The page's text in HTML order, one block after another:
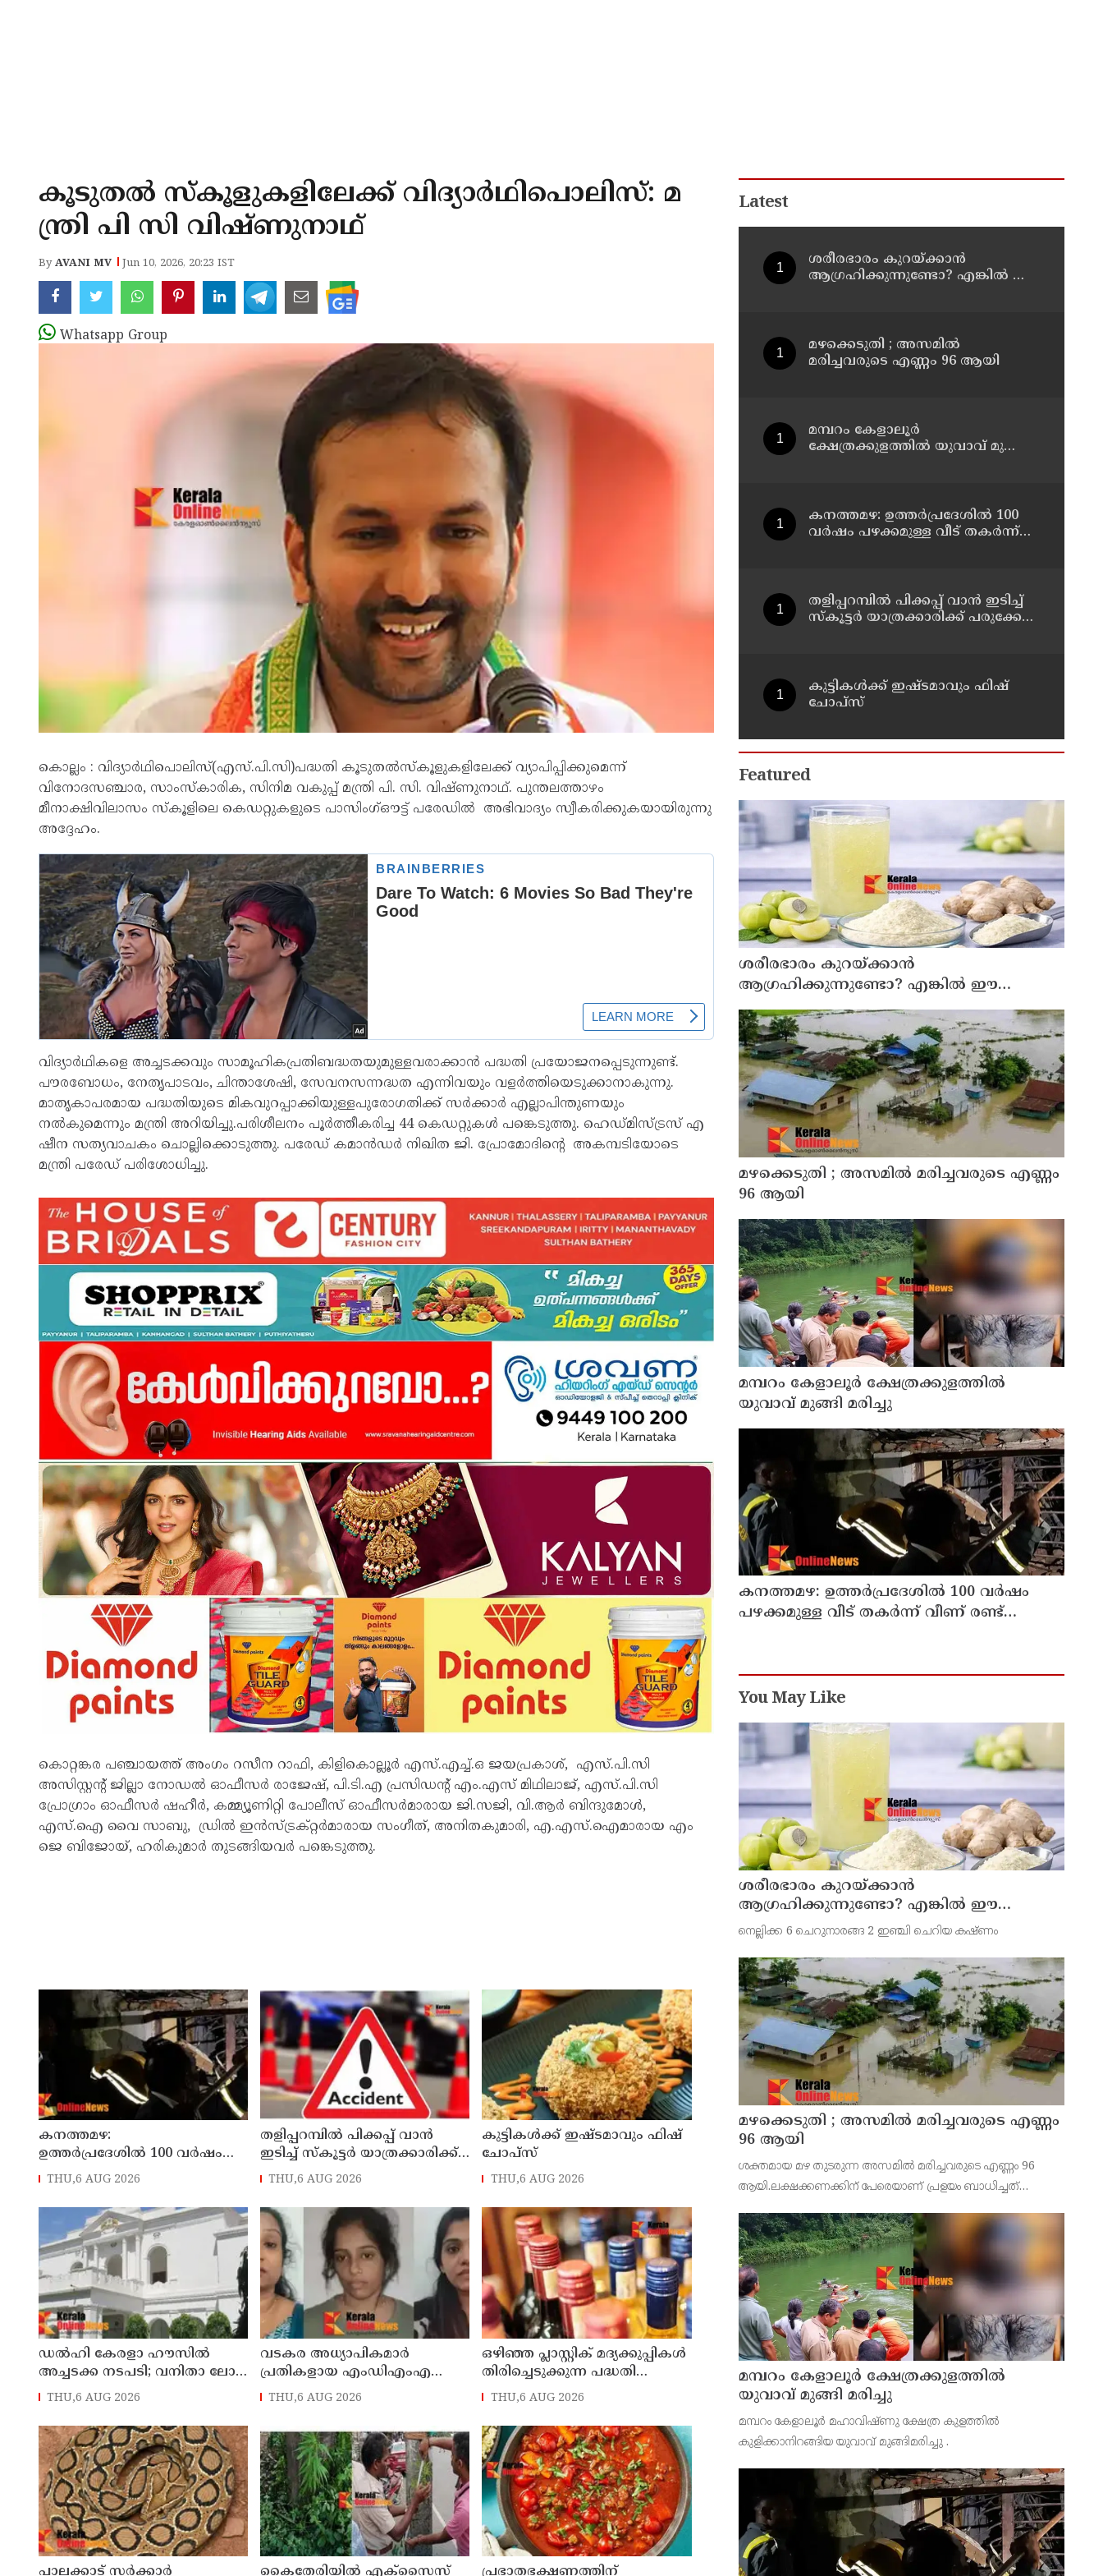
കൂടുതൽ സ്‌കൂളുകളിലേക്ക് വിദ്യാർഥിപൊലിസ്: മ
ന്ത്രി പി സി വിഷ്ണുനാഥ് ​​​​​​​
ByAVANI MV Jun 10, 2026, 20:23 IST
Whatsapp Group
കൊല്ലം : വിദ്യാർഥിപൊലിസ്(എസ്.പി.സി)പദ്ധതി കൂടുതൽസ്‌കൂളുകളിലേക്ക് വ്യാപിപ്പിക്കുമെന്ന്
വിനോദസഞ്ചാര, സാംസ്‌കാരിക, സിനിമ വകുപ്പ് മന്ത്രി പി. സി. വിഷ്ണുനാഥ്. പുന്തലത്താഴം
മീനാക്ഷിവിലാസം സ്‌കൂളിലെ കെഡറ്റുകളുടെ പാസിംഗ്ഔട്ട് പരേഡിൽ അഭിവാദ്യം സ്വീകരിക്കുകയായിരുന്നു
അദ്ദേഹം.
വിദ്യാർഥികളെ അച്ചടക്കവും സാമൂഹികപ്രതിബദ്ധതയുമുള്ളവരാക്കാൻ പദ്ധതി പ്രയോജനപ്പെടുന്നുണ്ട്.
പൗരബോധം, നേതൃപാടവം, ചിന്താശേഷി, സേവനസന്നദ്ധത എന്നിവയും വളർത്തിയെടുക്കാനാകുന്നു.
മാതൃകാപരമായ പദ്ധതിയുടെ മികവുറപ്പാക്കിയുള്ളപുരോഗതിക്ക് സർക്കാർ എല്ലാപിന്തുണയും
നൽകുമെന്നും മന്ത്രി അറിയിച്ചു.പരിശീലനം പൂർത്തീകരിച്ച 44 കെഡറ്റുകൾ പങ്കെടുത്തു. ഹെഡ്മിസ്ട്രസ് എ
ഷീന സത്യവാചകം ചൊല്ലിക്കൊടുത്തു. പരേഡ് കമാൻഡർ നിഖിത ജി. പ്രോമോദിന്റെ അകമ്പടിയോടെ
മന്ത്രി പരേഡ് പരിശോധിച്ചു.
കൊറ്റങ്കര പഞ്ചായത്ത് അംഗം റസീന റാഫി, കിളികൊല്ലൂർ എസ്.എച്ച്.ഒ ജയപ്രകാശ്, എസ്.പി.സി
അസിസ്റ്റന്റ് ജില്ലാ നോഡൽ ഓഫീസർ രാജേഷ്, പി.ടി.എ പ്രസിഡന്റ് എം.എസ് മിഥിലാജ്, എസ്.പി.സി
പ്രോഗ്രാം ഓഫീസർ ഷഹീർ, കമ്മ്യൂണിറ്റി പോലീസ് ഓഫീസർമാരായ ജി.സജി, വി.ആർ ബിന്ദുമോൾ,
എസ്.ഐ വൈ സാബു, ഡ്രിൽ ഇൻസ്ട്രക്റ്റർമാരായ സംഗീത്, അനിതകുമാരി, എ.എസ്.ഐമാരായ എം
ജെ ബിജോയ്, ഹരികുമാർ തുടങ്ങിയവർ പങ്കെടുത്തു.
കനത്തമഴ:
ഉത്തര്‍പ്രദേശില്‍ 100 വര്‍ഷം
പഴക്കമുള്ള വീട് തകര്‍ന്ന്
പേര്‍ക്ക് ദാരുണാന്ത്യം
THU,6 AUG 2026
തളിപ്പറമ്പിൽ പിക്കപ്പ് വാൻ
ഇടിച്ച് സ്‌കൂട്ടർ യാത്രക്കാരിക്ക്
പരുക്കേറ്റു: ഡ്രൈവർക്കെതിരെ
THU,6 AUG 2026
കുട്ടികൾക്ക് ഇഷ്ടമാവും ഫിഷ്
ചോപ്സ്
THU,6 AUG 2026
ഡൽഹി കേരളാ ഹൗസില്‍
അച്ചടക്ക നടപടി; വനിതാ ലോ
ഓഫീസറെ തിരുവനന്തപുരത്തേക്ക്‌
സ്ഥലം മാറ്റി
THU,6 AUG 2026
വടകര അധ്യാപികമാർ
പ്രതികളായ എംഡിഎംഎ
കേസ്, കീർത്തനയുടെ കസ്റ്റഡി
അപേക്ഷ ഇന്ന് പരിഗണിക്കും
THU,6 AUG 2026
ഒഴിഞ്ഞ പ്ലാസ്റ്റിക് മദ്യക്കുപ്പികള്‍
തിരിച്ചെടുക്കുന്ന പദ്ധതി
നിര്‍ത്തലാക്കി ബെവ്കോ
THU,6 AUG 2026
പാലക്കാട്‌ സര്‍ക്കാര്‍ കൈതേരിയിൽ എക്സൈസ് പ്രഭാതഭക്ഷണത്തിന്
Latest
ശരീരഭാരം കുറയ്ക്കാൻ
ആഗ്രഹിക്കുന്നുണ്ടോ? എങ്കിൽ ഈ
മഴക്കെടുതി ; അസമില്‍
മരിച്ചവരുടെ എണ്ണം 96 ആയി
മമ്പറം കേളാലൂർ
ക്ഷേത്രക്കുളത്തിൽ യുവാവ് മുങ്ങി
കനത്തമഴ: ഉത്തര്‍പ്രദേശില്‍ 100
വര്‍ഷം പഴക്കമുള്ള വീട് തകര്‍ന്ന്
തളിപ്പറമ്പിൽ പിക്കപ്പ് വാൻ ഇടിച്ച്
സ്‌കൂട്ടർ യാത്രക്കാരിക്ക് പരുക്കേറ്റു:
കുട്ടികൾക്ക് ഇഷ്ടമാവും ഫിഷ്
ചോപ്സ്
Featured
ശരീരഭാരം കുറയ്ക്കാൻ
ആഗ്രഹിക്കുന്നുണ്ടോ? എങ്കിൽ ഈ
മാന്ത്രിക ജ്യൂസ് പരീക്ഷിക്കൂ
മഴക്കെടുതി ; അസമില്‍ മരിച്ചവരുടെ എണ്ണം
96 ആയി
മമ്പറം കേളാലൂർ ക്ഷേത്രക്കുളത്തിൽ
യുവാവ് മുങ്ങി മരിച്ചു
കനത്തമഴ: ഉത്തര്‍പ്രദേശില്‍ 100 വര്‍ഷം
പഴക്കമുള്ള വീട് തകര്‍ന്ന് വീണ് രണ്ട്
You May Like
ശരീരഭാരം കുറയ്ക്കാൻ
ആഗ്രഹിക്കുന്നുണ്ടോ? എങ്കിൽ ഈ
മാന്ത്രിക ജ്യൂസ് പരീക്ഷിക്കൂ
നെല്ലിക്ക 6 ചെറുനാരങ്ങ 2 ഇഞ്ചി ചെറിയ കഷ്ണം
മഴക്കെടുതി ; അസമില്‍ മരിച്ചവരുടെ എണ്ണം
96 ആയി
ശക്തമായ മഴ തുടരുന്ന അസമില്‍ മരിച്ചവരുടെ എണ്ണം 96
ആയി.ലക്ഷക്കണക്കിന് പേരെയാണ് പ്രളയം ബാധിച്ചത്
അമ്പതിനായിരത്തോളം ആളുകളെ ദുരിതാശ്വാസ
ക്യാമ്പുകളിലേക്ക് മാറ്
മമ്പറം കേളാലൂർ ക്ഷേത്രക്കുളത്തിൽ
യുവാവ് മുങ്ങി മരിച്ചു
മമ്പറം കേളാലൂർ മഹാവിഷ്ണു ക്ഷേത്ര കുളത്തിൽ
കുളിക്കാനിറങ്ങിയ യുവാവ് മുങ്ങിമരിച്ചു .